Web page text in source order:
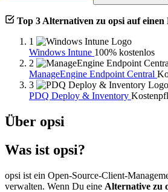
Top 3 Alternativen zu opsi auf einen
1
Windows Intune 100% kostenlos
2
ManageEngine Endpoint Central
3
PDQ Deploy & Inventory
Über opsi
Was ist opsi?
opsi ist ein Open-Source-Client-
verwalten. Wenn Du eine Alternative zu